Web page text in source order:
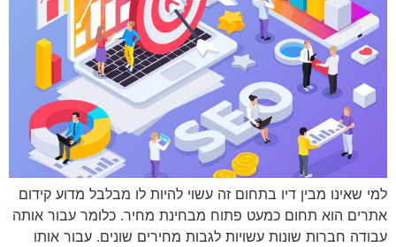
למי שאינו מבין דיו בתחום זה עשוי להיות לו מבלבל מדוע קידום
אתרים הוא תחום כמעט פתוח מבחינת מחיר. כלומר עבור אותה
עבודה חברות שונות עשויות לגבות מחירים שונים. עבור אותו